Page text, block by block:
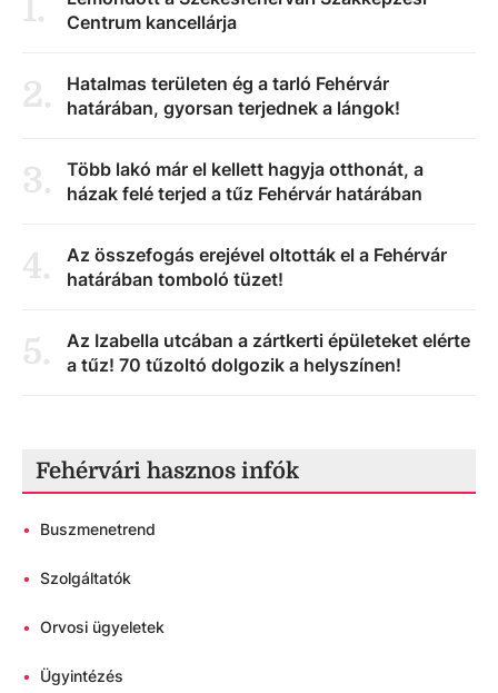
1.
Centrum kancellárja
2.
Hatalmas területen ég a tarló Fehérvár
határában, gyorsan terjednek a lángok!
3.
Több lakó már el kellett hagyja otthonát, a
házak felé terjed a tűz Fehérvár határában
4.
Az összefogás erejével oltották el a Fehérvár
határában tomboló tüzet!
5.
Az Izabella utcában a zártkerti épületeket elérte
a tűz! 70 tűzoltó dolgozik a helyszínen!
Fehérvári hasznos infók
• Buszmenetrend
• Szolgáltatók
• Orvosi ügyeletek
• Ügyintézés